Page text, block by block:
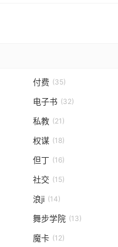
付费 (35)
电子书 (32)
私教 (21)
权谋 (18)
但丁 (16)
社交 (15)
浪ji (14)
舞步学院 (13)
魔卡 (12)